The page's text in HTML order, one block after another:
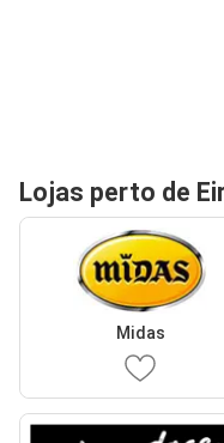
Lojas perto de
Midas